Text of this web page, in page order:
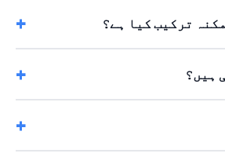
ترکیب کیا ہے؟
ہیں؟